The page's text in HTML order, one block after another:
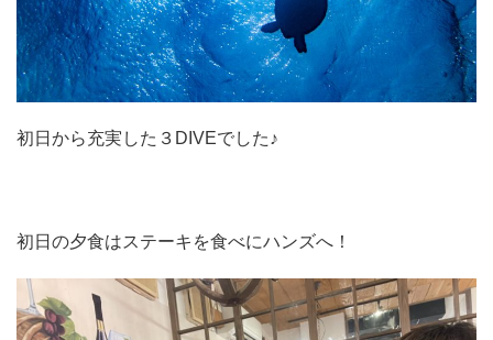
初日から充実した３DIVEでした♪
初日の夕食はステーキを食べにハンズへ！